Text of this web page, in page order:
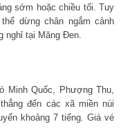
sớm hoặc chiều tối. Tuy
dừng chân ngắm cảnh
nghỉ tại Măng Đen.
Minh Quốc, Phượng Thu,
đến các xã miền núi
khoảng 7 tiếng. Giá vé